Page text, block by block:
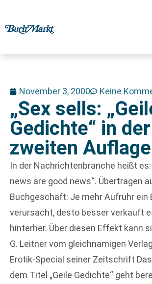
November 3, 2000 Keine
„Sex sells:
Gedichte“ in der
zweiten
In der Nachrichtenbranche heißt es:
news are good news“. Übertragen
Buchgeschäft: Je mehr Aufruhr ein
verursacht, desto besser verkauft
hinterher. Über diesen Effekt kann
G. Leitner vom gleichnamigen
Erotik-Special seiner Zeitschrift
dem Titel „Geile Gedichte“ geht